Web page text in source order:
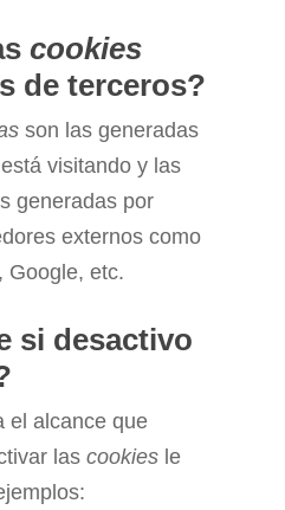
cookies
de terceros?
son las generadas
visitando y las
generadas por
externos como
Google, etc.
si desactivo
el alcance que
las cookies le